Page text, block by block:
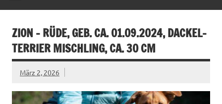
ZION – RÜDE, GEB. CA. 01.09.2024, DACKEL-
TERRIER MISCHLING, CA. 30 CM
März 2, 2026